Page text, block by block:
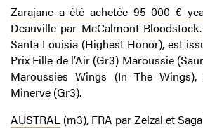
Zarajane a été achetée 95 000 €
Deauville par McCalmont Bloodstock
Santa Louisia (Highest Honor), est
Prix Fille de l’Air (Gr3) Maroussie
Maroussies Wings (In The Wings),
Minerve (Gr3).
AUSTRAL (m3), FRA par Zelzal et